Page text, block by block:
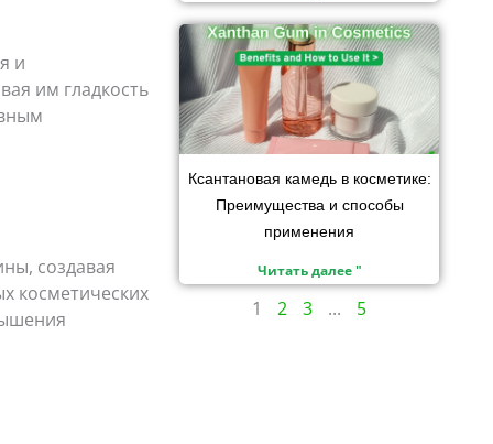
и
им гладкость
создавая
косметических
Ксантановая камедь в косметике:
Преимущества и способы
применения
Читать далее "
1 2 3 ... 5